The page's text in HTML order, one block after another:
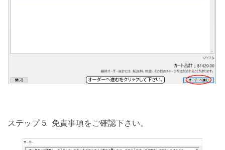
ステップ 5. 免責事項をご確認下さい。